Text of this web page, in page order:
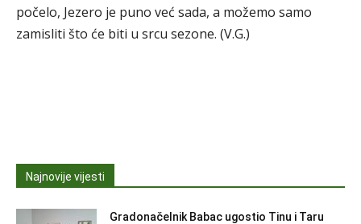
počelo, Jezero je puno već sada, a možemo samo
zamisliti što će biti u srcu sezone. (V.G.)
Najnovije vijesti
Gradonačelnik Babac ugostio Tinu i Taru